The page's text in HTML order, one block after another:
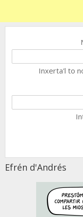
Inxerta'l to
Efrén d'Andrés